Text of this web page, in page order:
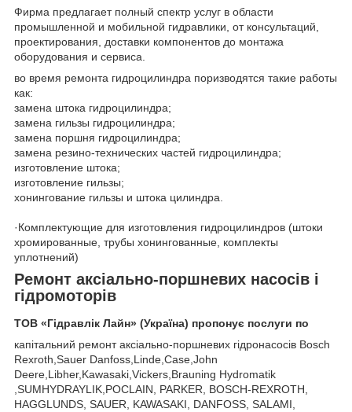
Фирма предлагает полный спектр услуг в области
промышленной и мобильной гидравлики, от консультаций,
проектирования, доставки компонентов до монтажа
оборудования и сервиса.
во время ремонта гидроцилиндра поризводятся такие работы
как:
замена штока гидроцилиндра;
замена гильзы гидроцилиндра;
замена поршня гидроцилиндра;
замена резино-технических частей гидроцилиндра;
изготовление штока;
изготовление гильзы;
хонингование гильзы и штока цилиндра.
·Комплектующие для изготовления гидроцилиндров (штоки
хромированные, трубы хонингованные, комплекты
уплотнений)
Ремонт аксіально-поршневих насосів і
гідромоторів
ТОВ «Гідравлік Лайн» (Україна) пропонує послуги по
капітальний ремонт аксіально-поршневих гідронасосів Bosch
Rexroth,Sauer Danfoss,Linde,Case,John
Deere,Libher,Kawasaki,Vickers,Brauning Hydromatik
,SUMHYDRAYLIK,POCLAIN, PARKER, BOSCH-REXROTH,
HAGGLUNDS, SAUER, KAWASAKI, DANFOSS, SALAMI,